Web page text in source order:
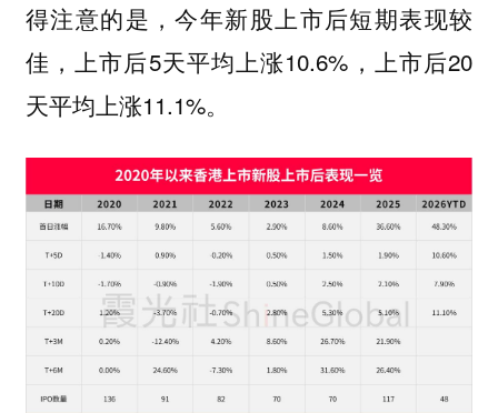
得注意的是，今年新股上市后短期表现较
佳，上市后5天平均上涨10.6%，上市后20
天平均上涨11.1%。